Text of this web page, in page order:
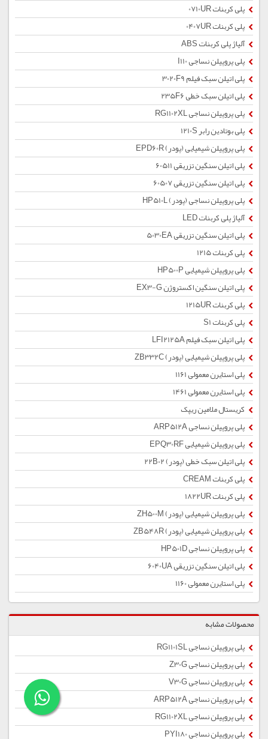
پلی کربنات 0710UR
پلی کربنات 0407UR
آلیاژ پلی کربنات ABS
پلی پروپیلن نساجی I110
پلی اتیلن سبک فیلم 3020F9
پلی اتیلن سبک خطی 235F6
پلی پروپیلن نساجی RG1102XL
پلی بوتادین رابر 1210S
پلی پروپیلن شیمیایی (پودر) EPD60R
پلی اتیلن سنگین تزریقی 60511
پلی اتیلن سنگین تزریقی 60507
پلی پروپیلن نساجی (پودر) HP510L
آلیاژ پلی کربنات LED
پلی اتیلن سنگین تزریقی 5030EA
پلی کربنات 1215
پلی پروپیلن شیمیایی HP500P
پلی اتیلن سنگین اکستروژن EX3-G
پلی کربنات 1215UR
پلی کربنات S1
پلی اتیلن سبک فیلم LFI2125A
پلی پروپیلن شیمیایی (پودر) ZB332C
پلی استایرن معمولی 1161
پلی استایرن معمولی 1461
کریستال ملامین ریپک
پلی پروپیلن نساجی ARP512A
پلی پروپیلن شیمیایی EPQ30RF
پلی اتیلن سبک خطی (پودر) 22B02
پلی کربنات CREAM
پلی کربنات 1822UR
پلی پروپیلن شیمیایی (پودر) ZH500M
پلی پروپیلن شیمیایی (پودر) ZB548R
پلی پروپیلن نساجی HP501D
پلی اتیلن سنگین تزریقی 6040UA
پلی استایرن معمولی 1160
محصولات مشابه
پلی پروپیلن نساجی RG1101SL
پلی پروپیلن نساجی Z30G
پلی پروپیلن نساجی V30G
پلی پروپیلن نساجی ARP512A
پلی پروپیلن نساجی RG1102XL
پلی پروپیلن نساجی PYI180